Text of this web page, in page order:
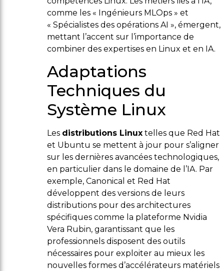
comme les « Ingénieurs MLOps » et
« Spécialistes des opérations AI », émergent,
mettant l’accent sur l’importance de
combiner des expertises en Linux et en IA.
Adaptations
Techniques du
Système Linux
Les distributions Linux telles que Red Hat
et Ubuntu se mettent à jour pour s’aligner
sur les dernières avancées technologiques,
en particulier dans le domaine de l’IA. Par
exemple, Canonical et Red Hat
développent des versions de leurs
distributions pour des architectures
spécifiques comme la plateforme Nvidia
Vera Rubin, garantissant que les
professionnels disposent des outils
nécessaires pour exploiter au mieux les
nouvelles formes d’accélérateurs matériels